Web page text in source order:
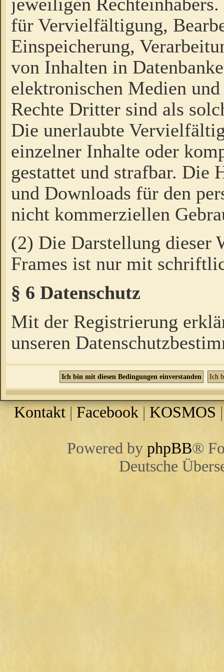
für Vervielfältigung,
Einspeicherung,
von Inhalten in
elektronischen Medien
Rechte Dritter sind als
Die unerlaubte
einzelner Inhalte oder
gestattet und strafbar. Die
und Downloads für den
nicht kommerziellen
(2) Die Darstellung dieser
Frames ist nur mit
§ 6 Datenschutz
Mit der Registrierung
unseren
Kontakt |Facebook | KOSMOS
Powered by phpBB®
Deutsche